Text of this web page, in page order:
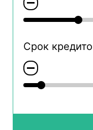
Срок